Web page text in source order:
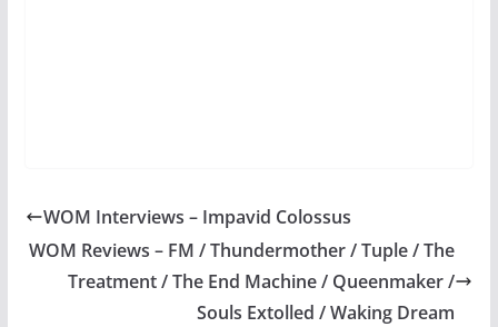
WOM Interviews – Impavid Colossus
WOM Reviews – FM / Thundermother / Tuple / The
Treatment / The End Machine / Queenmaker /
Souls Extolled / Waking Dream